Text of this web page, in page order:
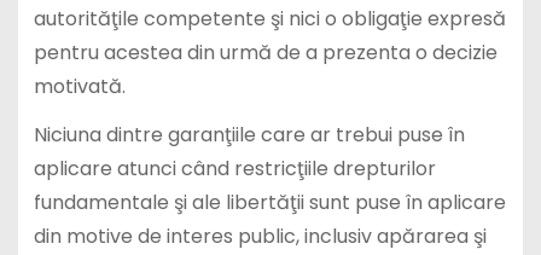
autorităţile competente şi nici o obligaţie expresă
pentru acestea din urmă de a prezenta o decizie
motivată.
Niciuna dintre garanţiile care ar trebui puse în
aplicare atunci când restricţiile drepturilor
fundamentale şi ale libertăţii sunt puse în aplicare
din motive de interes public, inclusiv apărarea şi